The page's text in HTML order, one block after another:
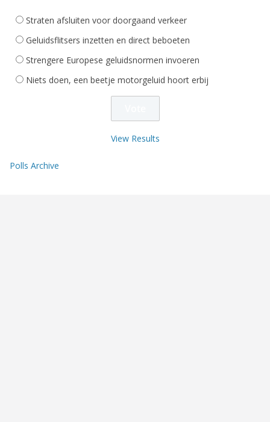
Straten afsluiten voor doorgaand verkeer
Geluidsflitsers inzetten en direct beboeten
Strengere Europese geluidsnormen invoeren
Niets doen, een beetje motorgeluid hoort erbij
View Results
Polls Archive